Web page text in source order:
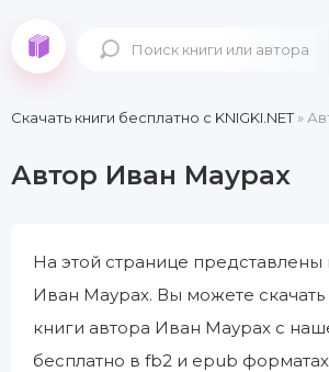
Скачать книги бесплатно c KNIGKI.NET»
Автор Иван Маурах
На этой странице представлены
Иван Маурах. Вы можете
книги автора Иван Маурах с
бесплатно в fb2 и epub